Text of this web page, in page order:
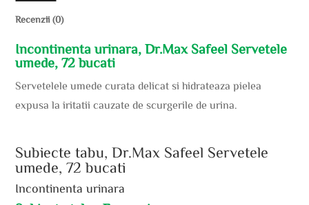
Recenzii (0)
Incontinenta urinara, Dr.Max Safeel Servetele
umede, 72 bucati
Servetelele umede curata delicat si hidrateaza pielea
expusa la iritatii cauzate de scurgerile de urina.
Subiecte tabu, Dr.Max Safeel Servetele
umede, 72 bucati
Incontinenta urinara